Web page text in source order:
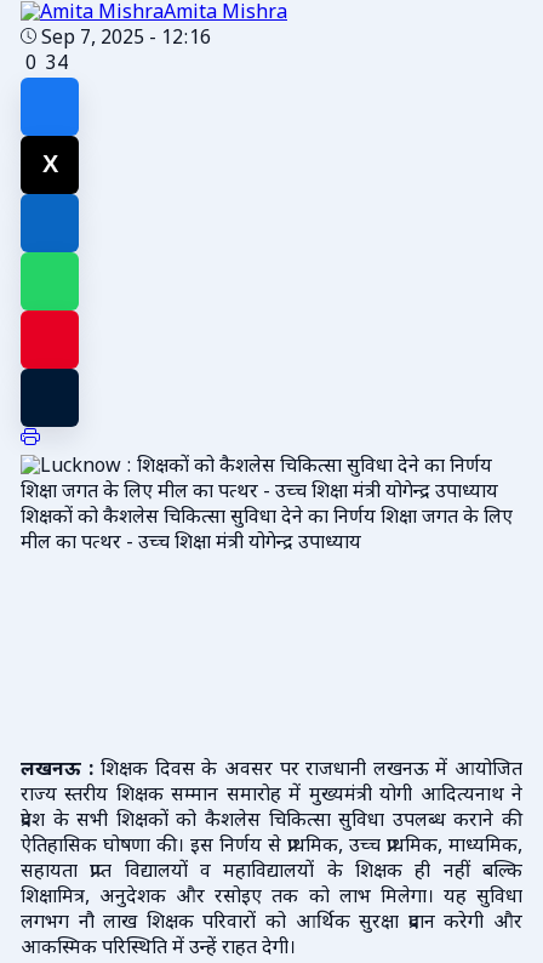
Amita Mishra
Sep 7, 2025 - 12:16
0 34
शिक्षकों को कैशलेस चिकित्सा सुविधा देने का निर्णय शिक्षा जगत के लिए
मील का पत्थर - उच्च शिक्षा मंत्री योगेन्द्र उपाध्याय
लखनऊ :शिक्षक दिवस के अवसर पर राजधानी लखनऊ में आयोजित
राज्य स्तरीय शिक्षक सम्मान समारोह में मुख्यमंत्री योगी आदित्यनाथ ने
प्रदेश के सभी शिक्षकों को कैशलेस चिकित्सा सुविधा उपलब्ध कराने की
ऐतिहासिक घोषणा की। इस निर्णय से प्राथमिक, उच्च प्राथमिक, माध्यमिक,
सहायता प्राप्त विद्यालयों व महाविद्यालयों के शिक्षक ही नहीं बल्कि
शिक्षामित्र, अनुदेशक और रसोइए तक को लाभ मिलेगा। यह सुविधा
लगभग नौ लाख शिक्षक परिवारों को आर्थिक सुरक्षा प्रदान करेगी और
आकस्मिक परिस्थिति में उन्हें राहत देगी।